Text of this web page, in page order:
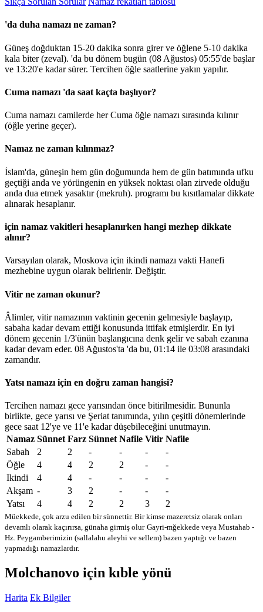
'da duha namazı ne zaman?
Güneş doğduktan 15-20 dakika sonra girer ve öğlene 5-10 dakika
kala biter (zeval). 'da bu dönem bugün (08 Ağustos) 05:55'de başlar
ve 13:20'e kadar sürer. Tercihen öğle saatlerine yakın yapılır.
Cuma namazı 'da saat kaçta başlıyor?
Cuma namazı camilerde her Cuma öğle namazı sırasında kılınır
(öğle yerine geçer).
Namaz ne zaman kılınmaz?
İslam'da, güneşin hem gün doğumunda hem de gün batımında ufku
geçtiği anda ve yörüngenin en yüksek noktası olan zirvede olduğu
anda dua etmek yasaktır (mekruh). programı bu kısıtlamalar dikkate
alınarak hesaplanır.
için namaz vakitleri hesaplanırken hangi mezhep dikkate
alınır?
Varsayılan olarak, Moskova için ikindi namazı vakti Hanefi
mezhebine uygun olarak belirlenir. Değiştir.
Vitir ne zaman okunur?
Âlimler, vitir namazının vaktinin gecenin gelmesiyle başlayıp,
sabaha kadar devam ettiği konusunda ittifak etmişlerdir. En iyi
dönem gecenin 1/3'ünün başlangıcına denk gelir ve sabah ezanına
kadar devam eder. 08 Ağustos'ta 'da bu, 01:14 ile 03:08 arasındaki
zamandır.
Yatsı namazı için en doğru zaman hangisi?
Tercihen namazı gece yarısından önce bitirilmesidir. Bununla
birlikte, gece yarısı ve Şeriat tanımında, yılın çeşitli dönemlerinde
gece saat 12'ye ve 11'e kadar düşebileceğini unutmayın.
Namaz Sünnet Farz Sünnet Nafile Vitir Nafile
Sabah
2 2 - - -
-
Öğle
4 4 2 2 -
-
Ikindi
4 4 - - -
-
Akşam - 3 2 - -
-
Yatsı
4 4 2 2 3 2
Müekkede, çok arzu edilen bir sünnettir. Bir kimse mazeretsiz olarak onları
devamlı olarak kaçırırsa, günaha girmiş olur Gayri-mğekkede veya Mustahab -
Hz. Peygamberimizin (sallalahu aleyhi ve sellem) bazen yaptığı ve bazen
yapmadığı namazlardır.
Molchanovo için kıble yönü
Harita Ek Bilgiler